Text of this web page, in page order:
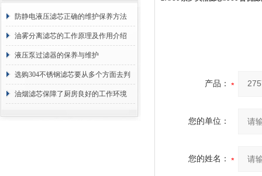
防静电液压滤芯正确的维护保养方法
油雾分离滤芯的工作原理及作用介绍
液压泵过滤器的保养与维护
选购304不锈钢滤芯要从多个方面去判
断
油烟滤芯保障了厨房良好的工作环境
产品：
您的单位：
您的姓名：